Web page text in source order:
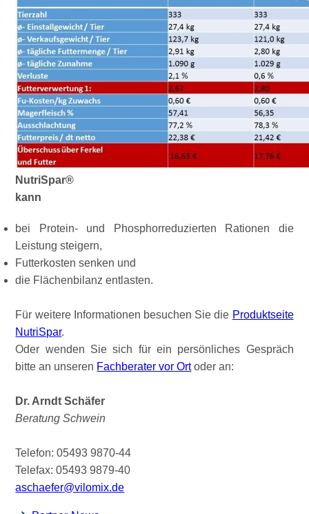
NutriSpar®
kann
bei Protein- und Phosphorreduzierten Rationen die
Leistung steigern,
Futterkosten senken und
die Flächenbilanz entlasten.
Für weitere Informationen besuchen Sie die Produktseite
NutriSpar.
Oder wenden Sie sich für ein persönliches Gespräch
bitte an unseren Fachberater vor Ortoder an:
Dr. Arndt Schäfer
Beratung Schwein
Telefon: 05493 9870-44
Telefax: 05493 9879-40
aschaefer@vilomix.de